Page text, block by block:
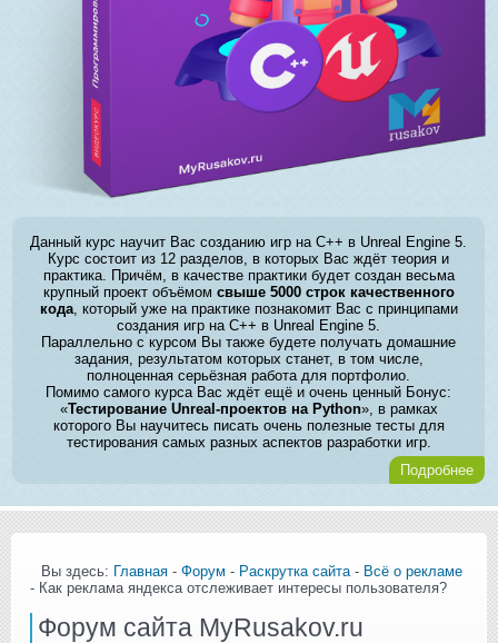
Данный курс научит Вас созданию игр на C++ в Unreal Engine 5.
Курс состоит из 12 разделов, в которых Вас ждёт теория и
практика. Причём, в качестве практики будет создан весьма
крупный проект объёмом свыше 5000 строк качественного
кода, который уже на практике познакомит Вас с принципами
создания игр на C++ в Unreal Engine 5.
Параллельно с курсом Вы также будете получать домашние
задания, результатом которых станет, в том числе,
полноценная серьёзная работа для портфолио.
Помимо самого курса Вас ждёт ещё и очень ценный Бонус:
«Тестирование Unreal-проектов на Python», в рамках
которого Вы научитесь писать очень полезные тесты для
тестирования самых разных аспектов разработки игр.
Подробнее
Вы здесь: Главная - Форум - Раскрутка сайта - Всё о рекламе
- Как реклама яндекса отслеживает интересы пользователя?
Форум сайта MyRusakov.ru